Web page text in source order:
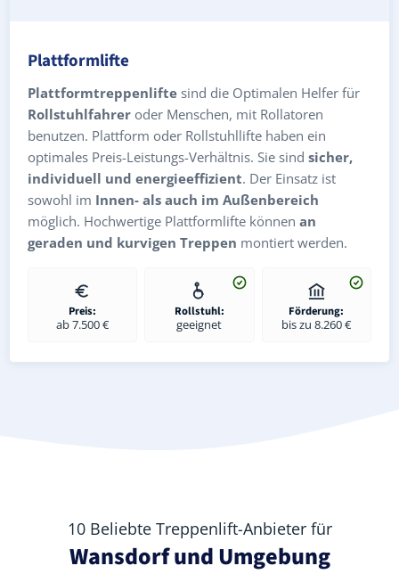
Plattformlifte
Plattformtreppenlifte sind die Optimalen Helfer für
Rollstuhlfahrer oder Menschen, mit Rollatoren
benutzen. Plattform oder Rollstuhllifte haben ein
optimales Preis-Leistungs-Verhältnis. Sie sind sicher,
individuell und energieeffizient. Der Einsatz ist
sowohl im Innen- als auch im Außenbereich
möglich. Hochwertige Plattformlifte können an
geraden und kurvigen Treppen montiert werden.
Preis:
ab 7.500 €
Rollstuhl:
geeignet
Förderung:
bis zu 8.260 €
10 Beliebte Treppenlift-Anbieter für
Wansdorf und Umgebung